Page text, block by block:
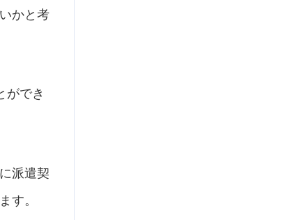
かと考
ができ
派遣契
す。